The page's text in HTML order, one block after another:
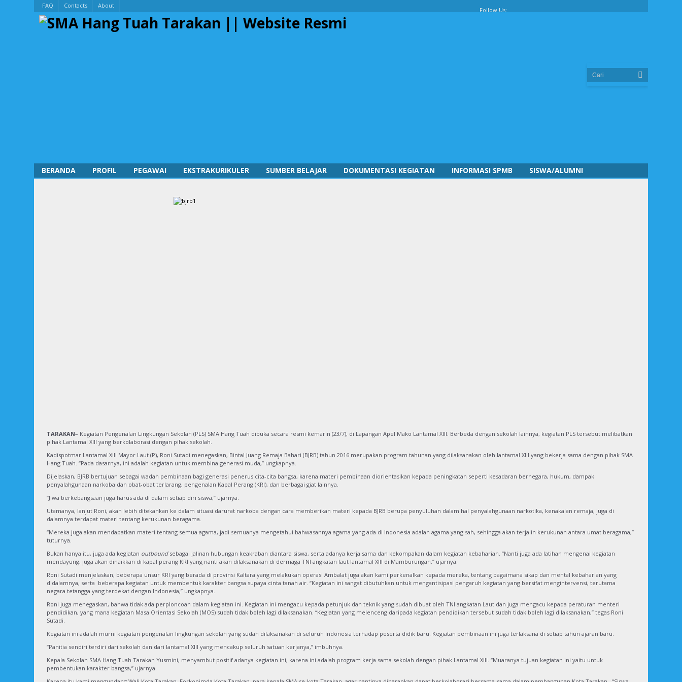
Follow Us:
FAQ Contacts About
BERANDA PROFIL PEGAWAI EKSTRAKURIKULER SUMBER BELAJAR DOKUMENTASI KEGIATAN INFORMASI SPMB SISWA/ALUMNI
TARAKAN– Kegiatan Pengenalan Lingkungan Sekolah (PLS) SMA Hang Tuah dibuka secara resmi kemarin (23/7), di Lapangan Apel Mako Lantamal XIII. Berbeda dengan sekolah lainnya, kegiatan PLS tersebut melibatkan
pihak Lantamal XIII yang berkolaborasi dengan pihak sekolah.
Kadispotmar Lantamal XIII Mayor Laut (P), Roni Sutadi menegaskan, Bintal Juang Remaja Bahari (BJRB) tahun 2016 merupakan program tahunan yang dilaksanakan oleh lantamal XIII yang bekerja sama dengan pihak SMA
Hang Tuah. “Pada dasarnya, ini adalah kegiatan untuk membina generasi muda,” ungkapnya.
Dijelaskan, BJRB bertujuan sebagai wadah pembinaan bagi generasi penerus cita-cita bangsa, karena materi pembinaan diorientasikan kepada peningkatan seperti kesadaran bernegara, hukum, dampak
penyalahgunaan narkoba dan obat-obat terlarang, pengenalan Kapal Perang (KRI), dan berbagai giat lainnya.
“Jiwa berkebangsaan juga harus ada di dalam setiap diri siswa,” ujarnya.
Utamanya, lanjut Roni, akan lebih ditekankan ke dalam situasi darurat narkoba dengan cara memberikan materi kepada BJRB berupa penyuluhan dalam hal penyalahgunaan narkotika, kenakalan remaja, juga di
dalamnya terdapat materi tentang kerukunan beragama.
“Mereka juga akan mendapatkan materi tentang semua agama, jadi semuanya mengetahui bahwasannya agama yang ada di Indonesia adalah agama yang sah, sehingga akan terjalin kerukunan antara umat beragama,”
tuturnya.
Bukan hanya itu, juga ada kegiatan outboundsebagai jalinan hubungan keakraban diantara siswa, serta adanya kerja sama dan kekompakan dalam kegiatan kebaharian. “Nanti juga ada latihan mengenai kegiatan
mendayung, juga akan dinaikkan di kapal perang KRI yang nanti akan dilaksanakan di dermaga TNI angkatan laut lantamal XIII di Mamburungan,” ujarnya.
Roni Sutadi menjelaskan, beberapa unsur KRI yang berada di provinsi Kaltara yang melakukan operasi Ambalat juga akan kami perkenalkan kepada mereka, tentang bagaimana sikap dan mental kebaharian yang
didalamnya, serta beberapa kegiatan untuk membentuk karakter bangsa supaya cinta tanah air. “Kegiatan ini sangat dibutuhkan untuk mengantisipasi pengaruh kegiatan yang bersifat mengintervensi, terutama
negara tetangga yang terdekat dengan Indonesia,” ungkapnya.
Roni juga menegaskan, bahwa tidak ada perploncoan dalam kegiatan ini. Kegiatan ini mengacu kepada petunjuk dan teknik yang sudah dibuat oleh TNI angkatan Laut dan juga mengacu kepada peraturan menteri
pendidikan, yang mana kegiatan Masa Orientasi Sekolah (MOS) sudah tidak boleh lagi dilaksanakan. “Kegiatan yang melenceng daripada kegiatan pendidikan tersebut sudah tidak boleh lagi dilaksanakan,” tegas Roni
Sutadi.
Kegiatan ini adalah murni kegiatan pengenalan lingkungan sekolah yang sudah dilaksanakan di seluruh Indonesia terhadap peserta didik baru. Kegiatan pembinaan ini juga terlaksana di setiap tahun ajaran baru.
“Panitia sendiri terdiri dari sekolah dan dari lantamal XIII yang mencakup seluruh satuan kerjanya,” imbuhnya.
Kepala Sekolah SMA Hang Tuah Tarakan Yusmini, menyambut positif adanya kegiatan ini, karena ini adalah program kerja sama sekolah dengan pihak Lantamal XIII. “Muaranya tujuan kegiatan ini yaitu untuk
pembentukan karakter bangsa,” ujarnya.